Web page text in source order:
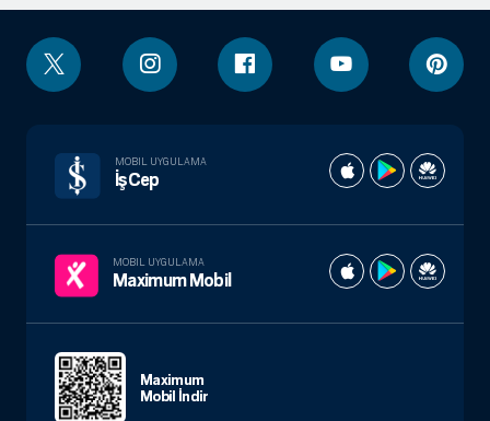
MOBIL UYGULAMA
İşCep
MOBIL UYGULAMA
Maximum Mobil
Maximum
Mobil İndir